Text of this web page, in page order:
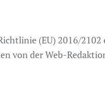
(EU) 2016/
von der Web-